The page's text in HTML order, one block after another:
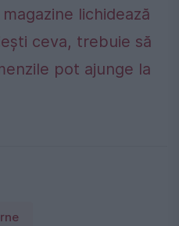
lichidează
ceva, trebuie să
pot ajunge la